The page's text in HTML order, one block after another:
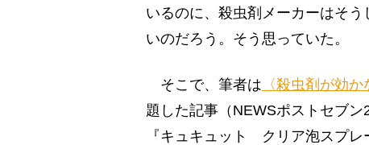
いるのに、殺虫剤メーカーはそ
いのだろう。そう思っていた。
そこで、筆者は 〈殺虫剤が効
題した記事（NEWSポストセブ
『キュキュット クリア泡スプレ